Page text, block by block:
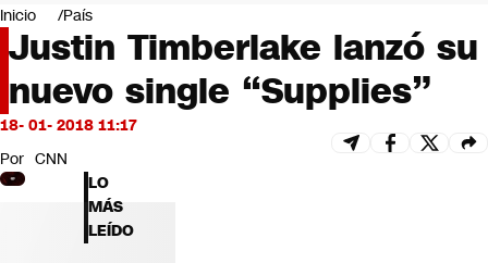
Negocios
Deportes
Programas completos
Cultura
Servicios
Bits
CNN Data
CNN tiempo
Futuro 360
Inicio País
Justin Timberlake lanzó su
nuevo single “Supplies”
18- 01- 2018 11:17
Por CNN
LO
MÁS
LEÍDO